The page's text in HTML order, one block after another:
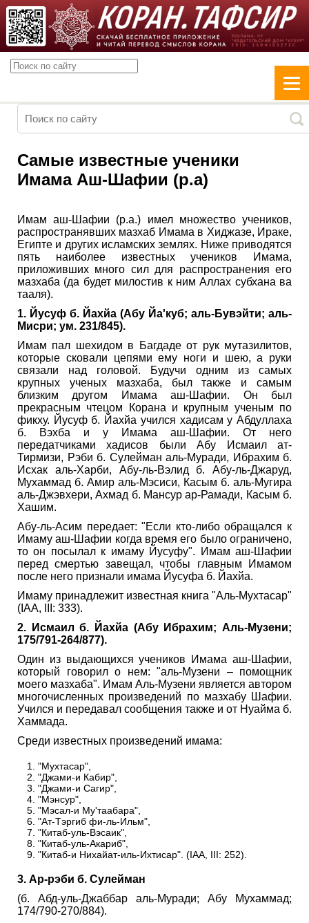
Самые известные ученики
Имама Аш-Шафии (р.а)
Имам аш-Шафии (р.а.) имел множество учеников,
распространявших мазхаб Имама в Хиджазе, Ираке,
Египте и других исламских землях. Ниже приводятся
пять наиболее известных учеников Имама,
приложивших много сил для распространения его
мазхаба (да будет милостив к ним Аллах субхана ва
тааля).
1. Йусуф б. Йахйа (Абу Йа'куб; аль-Бувэйти; аль-
Мисри; ум. 231/845).
Имам пал шехидом в Багдаде от рук мутазилитов,
которые сковали цепями ему ноги и шею, а руки
связали над головой. Будучи одним из самых
крупных ученых мазхаба, был также и самым
близким другом Имама аш-Шафии. Он был
прекрасным чтецом Корана и крупным ученым по
фикху. Йусуф б. Йахйа учился хадисам у Абдуллаха
б. Вэхба и у Имама аш-Шафии. От него
передатчиками хадисов были Абу Исмаил ат-
Тирмизи, Рэби б. Сулейман аль-Муради, Ибрахим б.
Исхак аль-Харби, Абу-ль-Вэлид б. Абу-ль-Джаруд,
Мухаммад б. Амир аль-Мэсиси, Касым б. аль-Мугира
аль-Джэвхери, Ахмад б. Мансур ар-Рамади, Касым б.
Хашим.
Абу-ль-Асим передает: "Если кто-либо обращался к
Имаму аш-Шафии когда время его было ограничено,
то он посылал к имаму Йусуфу". Имам аш-Шафии
перед смертью завещал, чтобы главным Имамом
после него признали имама Йусуфа б. Йахйа.
Имаму принадлежит известная книга "Аль-Мухтасар"
(IAA, III: 333).
2. Исмаил б. Йахйа (Абу Ибрахим; Аль-Музени;
175/791-264/877).
Один из выдающихся учеников Имама аш-Шафии,
который говорил о нем: "аль-Музени – помощник
моего мазхаба". Имам Аль-Музени является автором
многочисленных произведений по мазхабу Шафии.
Учился и передавал сообщения также и от Нуайма б.
Хаммада.
Среди известных произведений имама:
"Мухтасар",
"Джами-и Кабир",
"Джами-и Сагир",
"Мэнсур",
"Мэсал-и Му'таабара",
"Ат-Тэргиб фи-ль-Ильм",
"Китаб-уль-Вэсаик",
"Китаб-уль-Акариб",
"Китаб-и Нихайат-иль-Ихтисар". (IAA, III: 252).
3. Ар-рэби б. Сулейман
(б. Абд-уль-Джаббар аль-Муради; Абу Мухаммад;
174/790-270/884).